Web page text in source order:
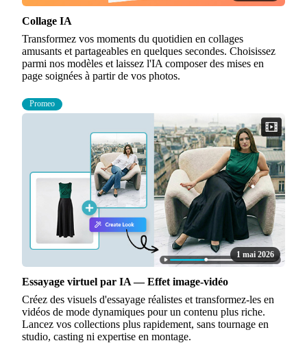
Collage IA
Transformez vos moments du quotidien en collages
amusants et partageables en quelques secondes. Choisissez
parmi nos modèles et laissez l'IA composer des mises en
page soignées à partir de vos photos.
Promeo
1 mai 2026
Essayage virtuel par IA — Effet image-vidéo
Créez des visuels d'essayage réalistes et transformez-les en
vidéos de mode dynamiques pour un contenu plus riche.
Lancez vos collections plus rapidement, sans tournage en
studio, casting ni expertise en montage.